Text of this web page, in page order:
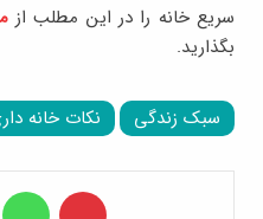
سریع خانه را در این مطلب از
بگذارید.
سبک زندگی نکات خانه